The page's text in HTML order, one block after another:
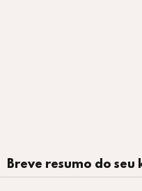
Breve resumo do seu